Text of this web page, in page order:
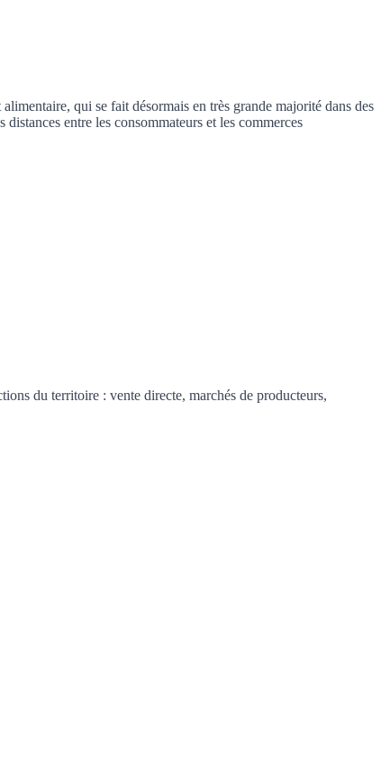
qui se fait désormais en très grande majorité dans des
entre les consommateurs et les commerces
du territoire : vente directe, marchés de producteurs,